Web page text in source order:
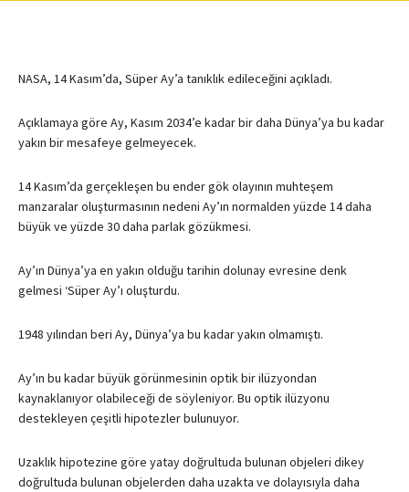
NASA, 14 Kasım’da, Süper Ay’a tanıklık edileceğini açıkladı.
Açıklamaya göre Ay, Kasım 2034’e kadar bir daha Dünya’ya bu kadar
yakın bir mesafeye gelmeyecek.
14 Kasım’da gerçekleşen bu ender gök olayının muhteşem
manzaralar oluşturmasının nedeni Ay’ın normalden yüzde 14 daha
büyük ve yüzde 30 daha parlak gözükmesi.
Ay’ın Dünya’ya en yakın olduğu tarihin dolunay evresine denk
gelmesi ‘Süper Ay’ı oluşturdu.
1948 yılından beri Ay, Dünya’ya bu kadar yakın olmamıştı.
Ay’ın bu kadar büyük görünmesinin optik bir ilüzyondan
kaynaklanıyor olabileceği de söyleniyor. Bu optik ilüzyonu
destekleyen çeşitli hipotezler bulunuyor.
Uzaklık hipotezine göre yatay doğrultuda bulunan objeleri dikey
doğrultuda bulunan objelerden daha uzakta ve dolayısıyla daha